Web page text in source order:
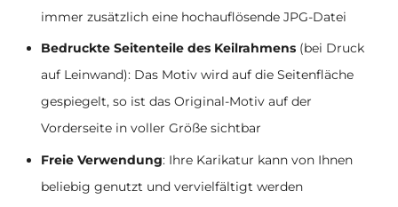
immer zusätzlich eine hochauflösende JPG-Datei
Bedruckte Seitenteile des Keilrahmens (bei Druck
auf Leinwand): Das Motiv wird auf die Seitenfläche
gespiegelt, so ist das Original-Motiv auf der
Vorderseite in voller Größe sichtbar
Freie Verwendung: Ihre Karikatur kann von Ihnen
beliebig genutzt und vervielfältigt werden